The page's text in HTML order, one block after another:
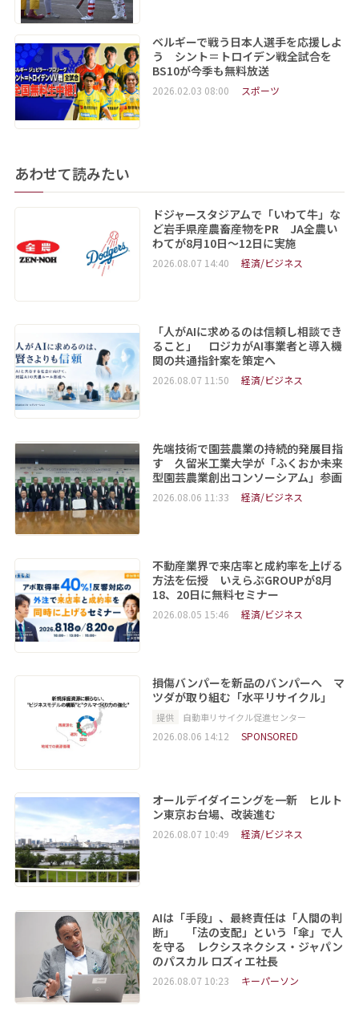
ベルギーで戦う日本人選手を応援しよ
う シント＝トロイデン戦全試合を
BS10が今季も無料放送
2026.02.03 08:00 スポーツ
あわせて読みたい
ドジャースタジアムで「いわて牛」な
ど岩手県産農畜産物をPR JA全農い
わてが8月10日～12日に実施
2026.08.07 14:40 経済/ビジネス
「人がAIに求めるのは信頼し相談でき
ること」 ロジカがAI事業者と導入機
関の共通指針案を策定へ
2026.08.07 11:50 経済/ビジネス
先端技術で園芸農業の持続的発展目指
す 久留米工業大学が「ふくおか未来
型園芸農業創出コンソーシアム」参画
2026.08.06 11:33 経済/ビジネス
不動産業界で来店率と成約率を上げる
方法を伝授 いえらぶGROUPが8月
18、20日に無料セミナー
2026.08.05 15:46 経済/ビジネス
損傷バンパーを新品のバンパーへ マ
ツダが取り組む「水平リサイクル」
提供 自動車リサイクル促進センター
2026.08.06 14:12 SPONSORED
オールデイダイニングを一新 ヒルト
ン東京お台場、改装進む
2026.08.07 10:49 経済/ビジネス
AIは「手段」、最終責任は「人間の判
断」 「法の支配」という「傘」で人
を守る レクシスネクシス・ジャパン
のパスカル ロズィエ社長
2026.08.07 10:23 キーパーソン